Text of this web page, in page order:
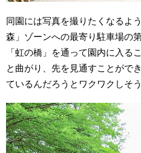
同園には写真を撮りたくなるよ
森」ゾーンへの最寄り駐車場の
「虹の橋」を通って園内に入る
と曲がり、先を見通すことがで
ているんだろうとワクワクしそう